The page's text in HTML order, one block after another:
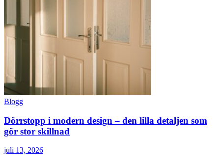
Blogg
Dörrstopp i modern design – den lilla detaljen som
gör stor skillnad
juli 13, 2026